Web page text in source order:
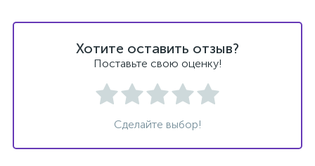
Хотите оставить отзыв?
Поставьте свою оценку!
Сделайте выбор!